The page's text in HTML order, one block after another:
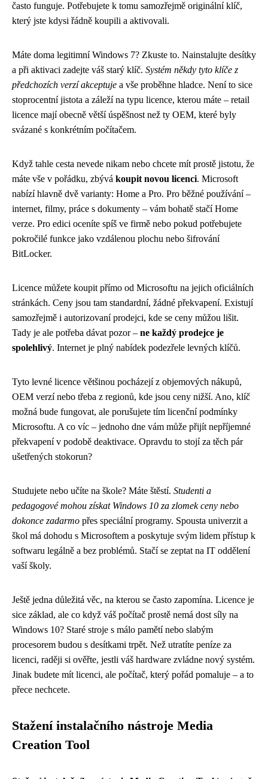
často funguje. Potřebujete k tomu samozřejmě originální klíč,
který jste kdysi řádně koupili a aktivovali.
Máte doma legitimní Windows 7? Zkuste to. Nainstalujte desítky
a při aktivaci zadejte váš starý klíč. Systém někdy tyto klíče z
předchozích verzí akceptuje a vše proběhne hladce. Není to sice
stoprocentní jistota a záleží na typu licence, kterou máte – retail
licence mají obecně větší úspěšnost než ty OEM, které byly
svázané s konkrétním počítačem.
Když tahle cesta nevede nikam nebo chcete mít prostě jistotu, že
máte vše v pořádku, zbývá koupit novou licenci. Microsoft
nabízí hlavně dvě varianty: Home a Pro. Pro běžné používání –
internet, filmy, práce s dokumenty – vám bohatě stačí Home
verze. Pro edici oceníte spíš ve firmě nebo pokud potřebujete
pokročilé funkce jako vzdálenou plochu nebo šifrování
BitLocker.
Licence můžete koupit přímo od Microsoftu na jejich oficiálních
stránkách. Ceny jsou tam standardní, žádné překvapení. Existují
samozřejmě i autorizovaní prodejci, kde se ceny můžou lišit.
Tady je ale potřeba dávat pozor – ne každý prodejce je
spolehlivý. Internet je plný nabídek podezřele levných klíčů.
Tyto levné licence většinou pocházejí z objemových nákupů,
OEM verzí nebo třeba z regionů, kde jsou ceny nižší. Ano, klíč
možná bude fungovat, ale porušujete tím licenční podmínky
Microsoftu. A co víc – jednoho dne vám může přijít nepříjemné
překvapení v podobě deaktivace. Opravdu to stojí za těch pár
ušetřených stokorun?
Studujete nebo učíte na škole? Máte štěstí. Studenti a
pedagogové mohou získat Windows 10 za zlomek ceny nebo
dokonce zadarmo přes speciální programy. Spousta univerzit a
škol má dohodu s Microsoftem a poskytuje svým lidem přístup k
softwaru legálně a bez problémů. Stačí se zeptat na IT oddělení
vaší školy.
Ještě jedna důležitá věc, na kterou se často zapomína. Licence je
sice základ, ale co když váš počítač prostě nemá dost síly na
Windows 10? Staré stroje s málo pamětí nebo slabým
procesorem budou s desítkami trpět. Než utratíte peníze za
licenci, raději si ověřte, jestli váš hardware zvládne nový systém.
Jinak budete mít licenci, ale počítač, který pořád pomaluje – a to
přece nechcete.
Stažení instalačního nástroje Media
Creation Tool